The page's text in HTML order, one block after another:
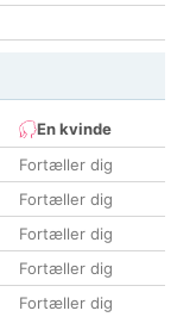
En kvinde
Fortæller dig
Fortæller dig
Fortæller dig
Fortæller dig
Fortæller dig